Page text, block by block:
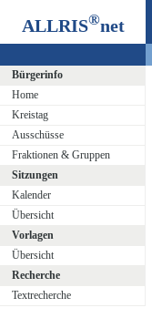
ALLRIS®net
Bürgerinfo
Home
Kreistag
Ausschüsse
Fraktionen & Gruppen
Sitzungen
Kalender
Übersicht
Vorlagen
Übersicht
Recherche
Textrecherche